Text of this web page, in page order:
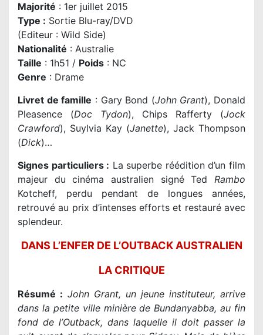
Majorité : 1er juillet 2015
Type : Sortie Blu-ray/DVD
(Editeur : Wild Side)
Nationalité : Australie
Taille : 1h51 / Poids : NC
Genre : Drame
Livret de famille : Gary Bond (John Grant), Donald
Pleasence (Doc Tydon), Chips Rafferty (Jock
Crawford), Suylvia Kay (Janette), Jack Thompson
(Dick)…
Signes particuliers : La superbe réédition d’un film
majeur du cinéma australien signé Ted Rambo
Kotcheff, perdu pendant de longues années,
retrouvé au prix d’intenses efforts et restauré avec
splendeur.
DANS L’ENFER DE L’OUTBACK AUSTRALIEN
LA CRITIQUE
Résumé : John Grant, un jeune instituteur, arrive
dans la petite ville minière de Bundanyabba, au fin
fond de l’Outback, dans laquelle il doit passer la